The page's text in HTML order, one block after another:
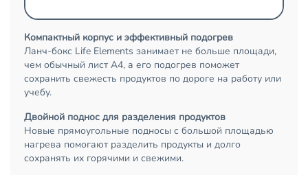
Компактный корпус и эффективный подогрев
Ланч-бокс Life Elements занимает не больше площади,
чем обычный лист А4, а его подогрев поможет
сохранить свежесть продуктов по дороге на работу или
учебу.
Двойной поднос для разделения продуктов
Новые прямоугольные подносы с большой площадью
нагрева помогают разделить продукты и долго
сохранять их горячими и свежими.